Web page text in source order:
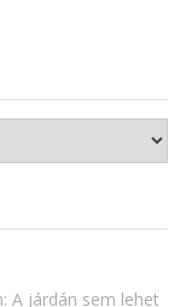
A járdán sem lehet